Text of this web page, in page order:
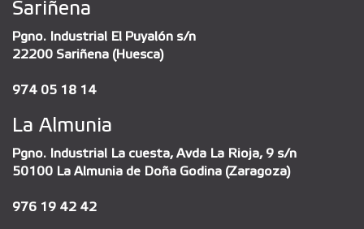
Sariñena
Pgno. Industrial El Puyalón s/n
22200 Sariñena (Huesca)
974 05 18 14
La Almunia
Pgno. Industrial La cuesta, Avda La Rioja, 9 s/n
50100 La Almunia de Doña Godina (Zaragoza)
976 19 42 42